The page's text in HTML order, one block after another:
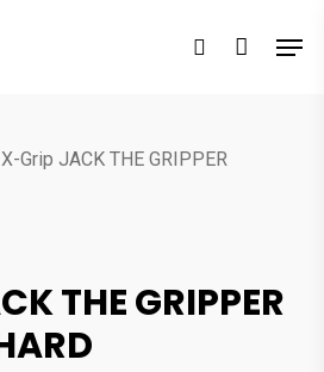
search
X-Grip JACK THE GRIPPER
THE GRIPPER